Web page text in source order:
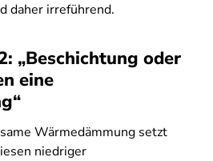
daher irreführend.
„Beschichtung oder
eine
Wärmedämmung setzt
niedriger